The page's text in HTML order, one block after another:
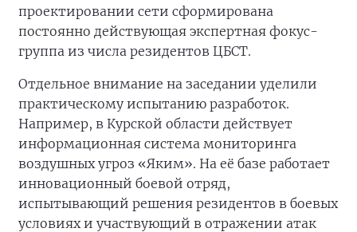
проектировании сети сформирована
постоянно действующая экспертная фокус-
группа из числа резидентов ЦБСТ.
Отдельное внимание на заседании уделили
практическому испытанию разработок.
Например, в Курской области действует
информационная система мониторинга
воздушных угроз «Яким». На её базе работает
инновационный боевой отряд,
испытывающий решения резидентов в боевых
условиях и участвующий в отражении атак